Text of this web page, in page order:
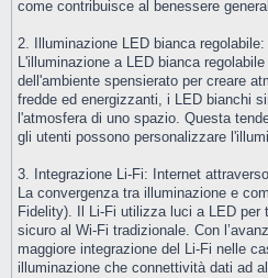
come contribuisce al benessere
2. Illuminazione LED bianca
L'illuminazione a LED bianca
dell'ambiente spensierato per creare
fredde ed energizzanti, i LED bianchi
l'atmosfera di uno spazio. Questa
gli utenti possono personalizzare
3. Integrazione Li-Fi: Internet
La convergenza tra illuminazione e
Fidelity). Il Li-Fi utilizza luci a LED
sicuro al Wi-Fi tradizionale. Con
maggiore integrazione del Li-Fi nelle
illuminazione che connettività dati ad